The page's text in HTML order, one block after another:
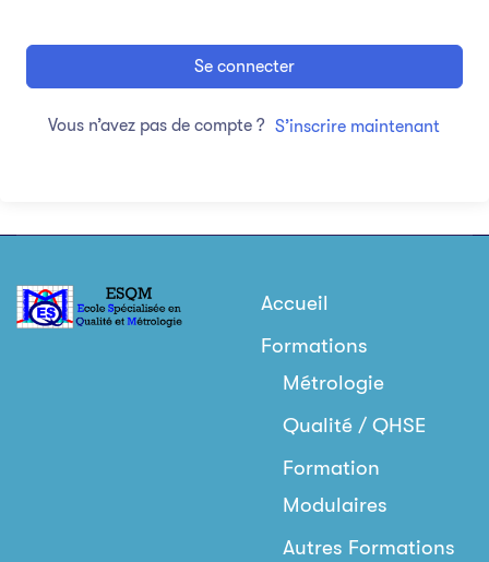
Se connecter
Vous n’avez pas de compte ? S’inscrire maintenant
Accueil
Formations
Métrologie
Qualité / QHSE
Formation
Modulaires
Autres Formations